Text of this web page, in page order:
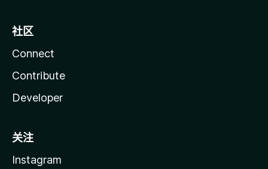
社区
Connect
Contribute
Developer
关注
Instagram